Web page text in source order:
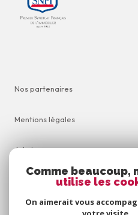
Nos partenaires
Mentions légales
Admin
Nos honoraires
Comme beaucoup,
utilise les
On aimerait vous